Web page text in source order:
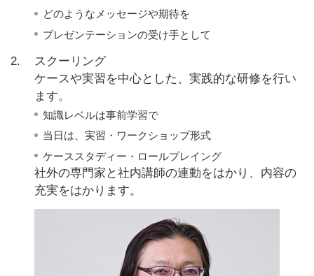
どのようなメッセージや期待を
プレゼンテーションの受け手として
2.
スクーリング
ケースや実習を中心とした、実践的な研修を行い
ます。
知識レベルは事前学習で
当日は、実習・ワークショップ形式
ケーススタディー・ロールプレイング
社外の専門家と社内講師の連動をはかり、内容の
充実をはかります。